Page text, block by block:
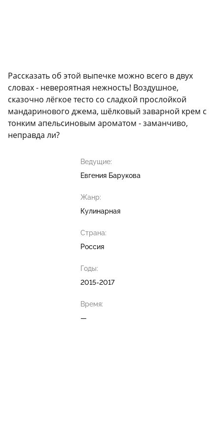
Рассказать об этой выпечке можно всего в двух
словах - невероятная нежность! Воздушное,
сказочно лёгкое тесто со сладкой прослойкой
мандаринового джема, шёлковый заварной крем с
тонким апельсиновым ароматом - заманчиво,
неправда ли?
Ведущие:
Евгения Барукова
Жанр:
Кулинарная
Страна:
Россия
Годы:
2015-2017
Время:
—